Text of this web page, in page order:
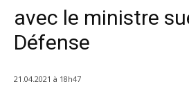
avec le ministre
Défense
21.04.2021 à 18h47